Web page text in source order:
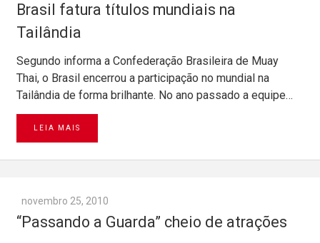
Brasil fatura títulos mundiais na
Tailândia
Segundo informa a Confederação Brasileira de Muay
Thai, o Brasil encerrou a participação no mundial na
Tailândia de forma brilhante. No ano passado a equipe…
LEIA MAIS
novembro 25, 2010
“Passando a Guarda” cheio de atrações